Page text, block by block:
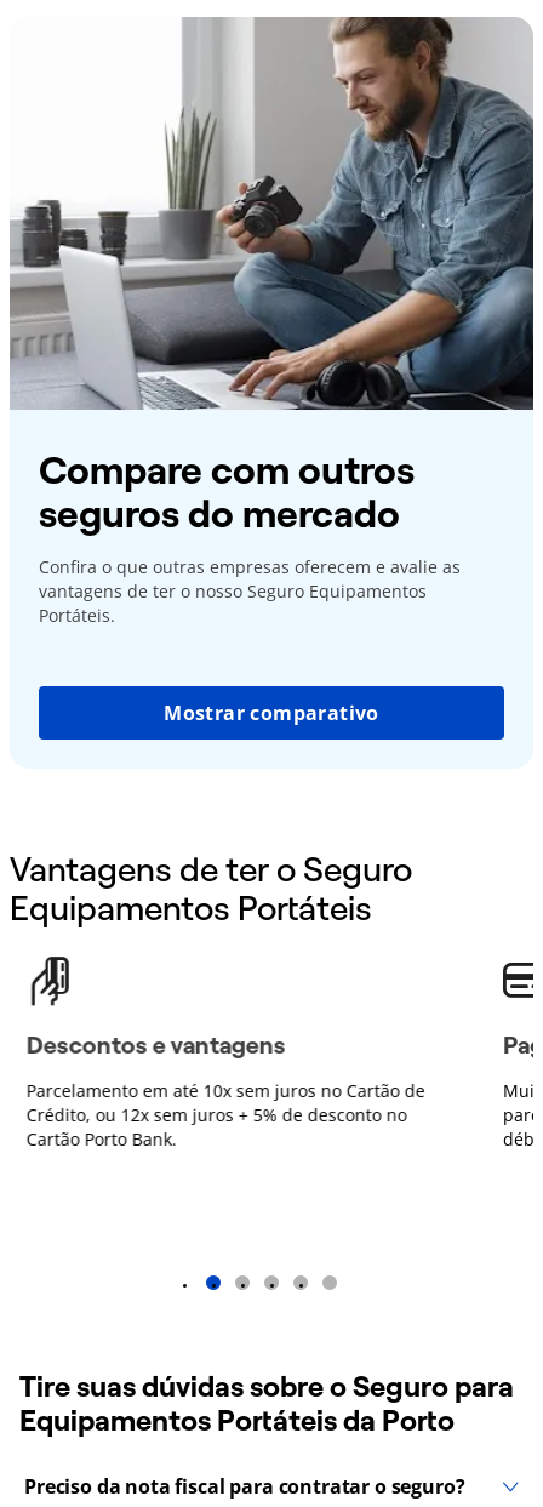
Compare com outros
seguros do mercado
Confira o que outras empresas oferecem e avalie as
vantagens de ter o nosso Seguro Equipamentos
Portáteis.
Mostrar comparativo
Vantagens de ter o Seguro
Equipamentos Portáteis
Descontos e vantagens
Parcelamento em até 10x sem juros no Cartão de
Crédito, ou 12x sem juros + 5% de desconto no
Cartão Porto Bank.
1 2 3 4 5
Tire suas dúvidas sobre o Seguro para
Equipamentos Portáteis da Porto
Preciso da nota fiscal para contratar o seguro?